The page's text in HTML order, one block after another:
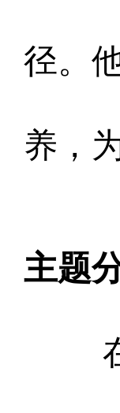
径。
养，
主题